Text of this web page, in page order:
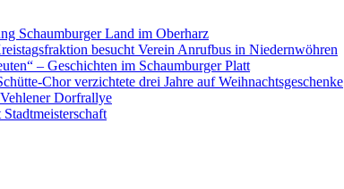
Schaum­burger Land im Oberharz
besucht Verein Anrufbus in Niedernwöhren
– Geschichten im Schaumburger Platt
Chor verzichtete drei Jahre auf Weihnachtsgeschenke
Dorfrallye